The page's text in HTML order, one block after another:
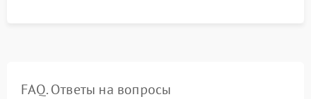
FAQ. Ответы на вопросы